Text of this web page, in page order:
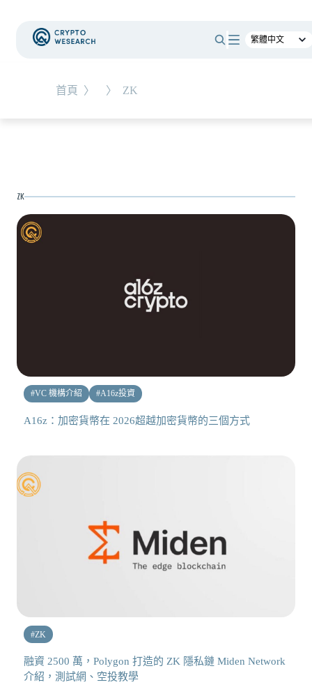
首頁 〉 〉 ZK
NEW EVENT
NEW ARTICLES
RWA
ZK
#VC 機構介紹 #A16z投資
A16z：加密貨幣在 2026超越加密貨幣的三個方式
#ZK
融資 2500 萬，Polygon 打造的 ZK 隱私鏈 Miden Network
介紹，測試網、空投教學